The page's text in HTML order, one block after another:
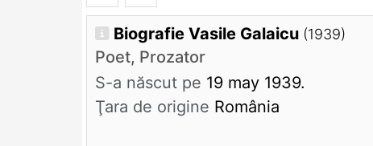
Biografie Vasile Galaicu (1939)
Poet, Prozator
S-a născut pe 19 may 1939.
Ţara de origine România